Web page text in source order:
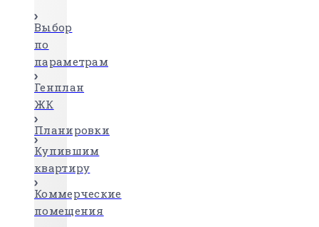
Выбор
по
параметрам
Генплан
ЖК
Планировки
Купившим
квартиру
Коммерческие
помещения